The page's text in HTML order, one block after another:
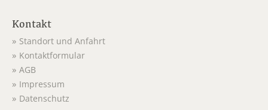
Kontakt
Standort und Anfahrt
Kontaktformular
AGB
Impressum
Datenschutz